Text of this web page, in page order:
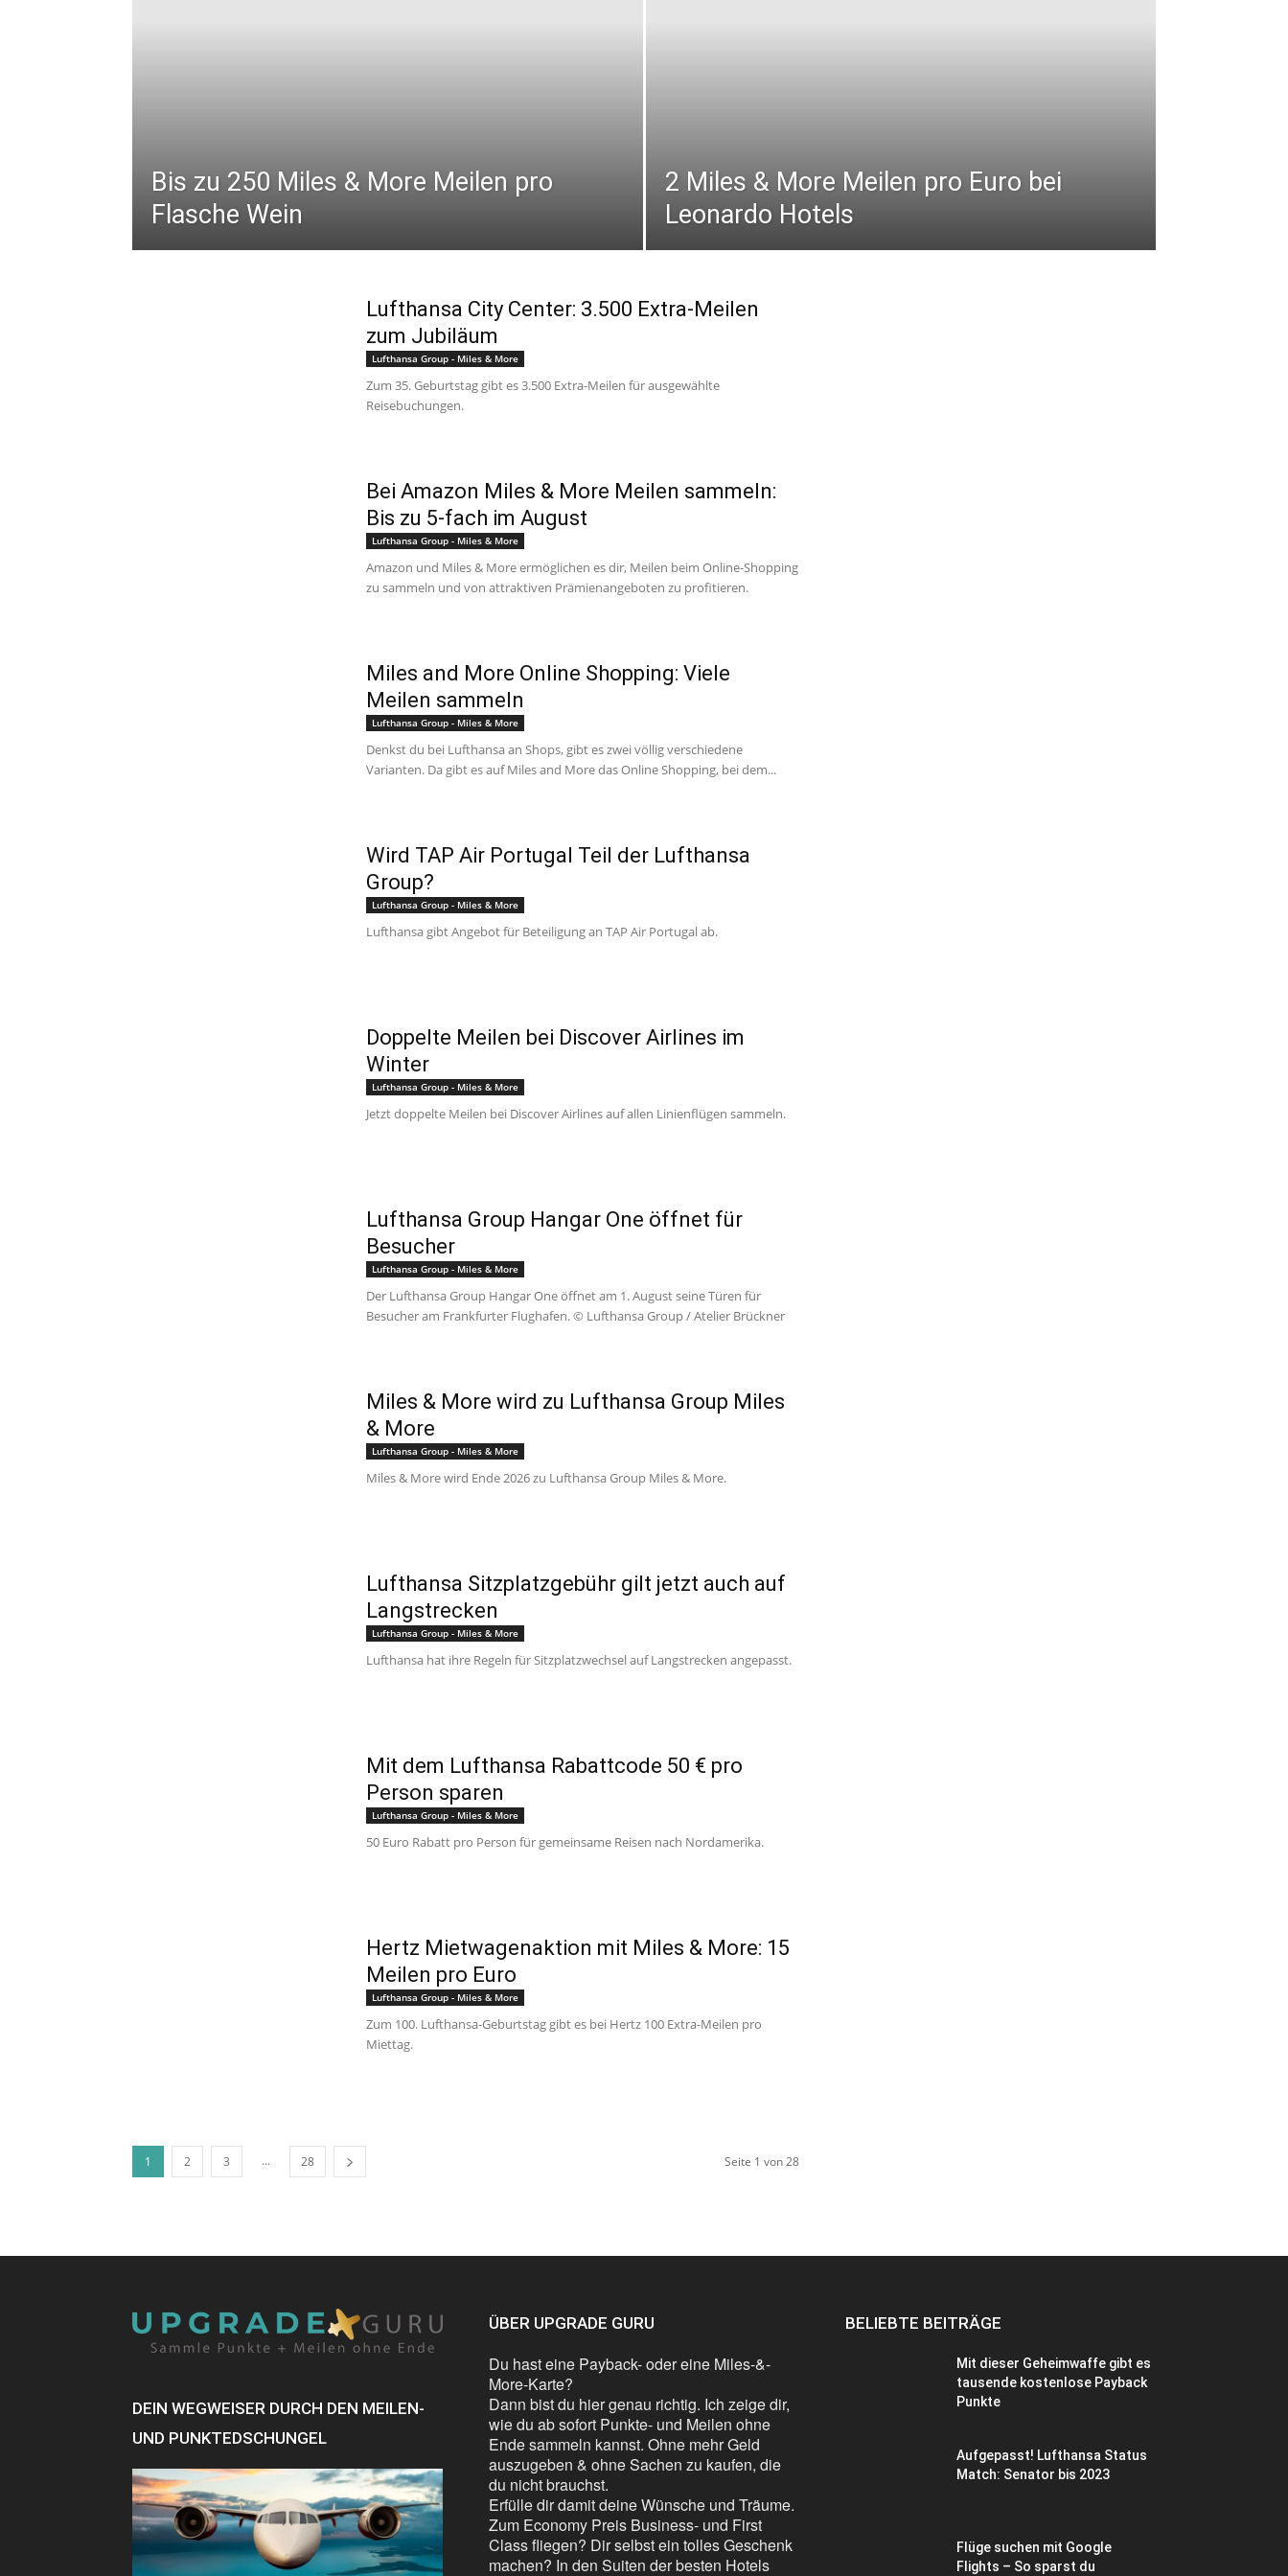
Bis zu 250 Miles & More Meilen pro
Flasche Wein
2 Miles & More Meilen pro Euro bei
Leonardo Hotels
Lufthansa City Center: 3.500 Extra-Meilen
zum Jubiläum
Lufthansa Group - Miles & More
Zum 35. Geburtstag gibt es 3.500 Extra-Meilen für ausgewählte
Reisebuchungen.
Bei Amazon Miles & More Meilen sammeln:
Bis zu 5-fach im August
Lufthansa Group - Miles & More
Amazon und Miles & More ermöglichen es dir, Meilen beim Online-Shopping
zu sammeln und von attraktiven Prämienangeboten zu profitieren.
Miles and More Online Shopping: Viele
Meilen sammeln
Lufthansa Group - Miles & More
Denkst du bei Lufthansa an Shops, gibt es zwei völlig verschiedene
Varianten. Da gibt es auf Miles and More das Online Shopping, bei dem...
Wird TAP Air Portugal Teil der Lufthansa
Group?
Lufthansa Group - Miles & More
Lufthansa gibt Angebot für Beteiligung an TAP Air Portugal ab.
Doppelte Meilen bei Discover Airlines im
Winter
Lufthansa Group - Miles & More
Jetzt doppelte Meilen bei Discover Airlines auf allen Linienflügen sammeln.
Lufthansa Group Hangar One öffnet für
Besucher
Lufthansa Group - Miles & More
Der Lufthansa Group Hangar One öffnet am 1. August seine Türen für
Besucher am Frankfurter Flughafen. © Lufthansa Group / Atelier Brückner
Miles & More wird zu Lufthansa Group Miles
& More
Lufthansa Group - Miles & More
Miles & More wird Ende 2026 zu Lufthansa Group Miles & More.
Lufthansa Sitzplatzgebühr gilt jetzt auch auf
Langstrecken
Lufthansa Group - Miles & More
Lufthansa hat ihre Regeln für Sitzplatzwechsel auf Langstrecken angepasst.
Mit dem Lufthansa Rabattcode 50 € pro
Person sparen
Lufthansa Group - Miles & More
50 Euro Rabatt pro Person für gemeinsame Reisen nach Nordamerika.
Hertz Mietwagenaktion mit Miles & More: 15
Meilen pro Euro
Lufthansa Group - Miles & More
Zum 100. Lufthansa-Geburtstag gibt es bei Hertz 100 Extra-Meilen pro
Miettag.
1 2 3 ... 28 Seite 1 von 28
DEIN WEGWEISER DURCH DEN MEILEN-
UND PUNKTEDSCHUNGEL
ÜBER UPGRADE GURU
Du hast eine Payback- oder eine Miles-&-
More-Karte?
Dann bist du hier genau richtig. Ich zeige dir,
wie du ab sofort Punkte- und Meilen ohne
Ende sammeln kannst. Ohne mehr Geld
auszugeben & ohne Sachen zu kaufen, die
du nicht brauchst.
Erfülle dir damit deine Wünsche und Träume.
Zum Economy Preis Business- und First
Class fliegen? Dir selbst ein tolles Geschenk
machen? In den Suiten der besten Hotels
BELIEBTE BEITRÄGE
Mit dieser Geheimwaffe gibt es
tausende kostenlose Payback
Punkte
Aufgepasst! Lufthansa Status
Match: Senator bis 2023
Flüge suchen mit Google
Flights – So sparst du